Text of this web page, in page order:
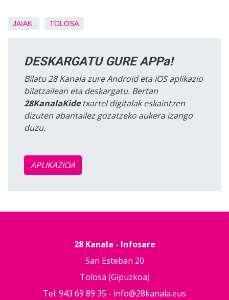
JAIAK TOLOSA
DESKARGATU GURE APPa!
Bilatu 28 Kanala zure Android eta iOS aplikazio
bilatzailean eta deskargatu. Bertan
28KanalaKidetxartel digitalak eskaintzen
dizuten abantailez gozatzeko aukera izango
duzu.
APLIKAZIOA
28 Kanala - Infosare
San Esteban 20
Tolosa (Gipuzkoa)
Tel: 943 69 89 35 - info@28kanala.eus